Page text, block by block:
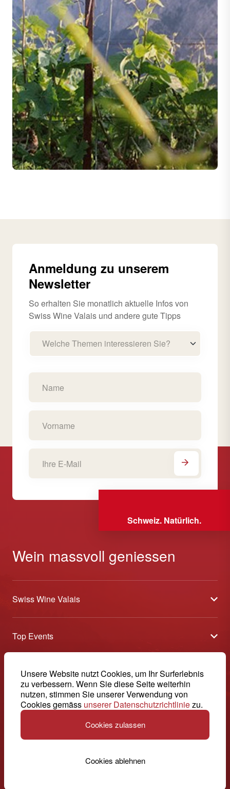
Unsere Website nutzt Cookies, um Ihr Surferlebnis
zu verbessern. Wenn Sie diese Seite weiterhin
nutzen, stimmen Sie unserer Verwendung von
Cookies gemäss unserer Datenschutzrichtliniezu.
Cookies zulassen
Cookies ablehnen
Anmeldung zu unserem
Newsletter
So erhalten Sie monatlich aktuelle Infos von
Swiss Wine Valais und andere gute Tipps
Welche Themen interessieren Sie?
Schweiz. Natürlich.
Wein massvoll geniessen
Swiss Wine Valais
Über uns
Allgemeine Geschäftsbedingungen
Medien
Kontakt
Top Events
Offene Weinkeller
Tavolata
Sélection (Ergebnisse)
Swiss Wine Valais - Avenue de la Gare 2 - CP 144 - 1964
Conthey - Suisse
info@swisswinevalais.ch
© 2026, Swiss Wine Valais
Deutsch (Schweiz)